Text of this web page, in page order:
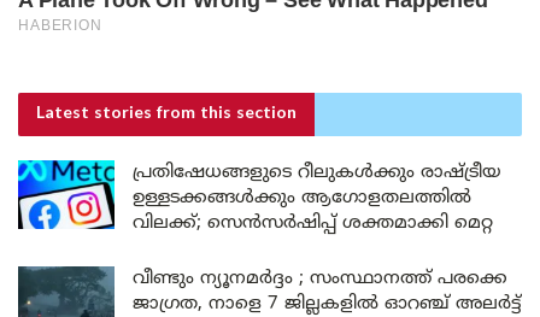
Latest stories from this section
പ്രതിഷേധങ്ങളുടെ റീലുകൾക്കും രാഷ്ട്രീയ
ഉള്ളടക്കങ്ങൾക്കും ആഗോളതലത്തിൽ
വിലക്ക്; സെൻസർഷിപ്പ് ശക്തമാക്കി മെറ്റ
വീണ്ടും ന്യൂനമർദ്ദം ; സംസ്ഥാനത്ത് പരക്കെ
ജാഗ്രത, നാളെ 7 ജില്ലകളിൽ ഓറഞ്ച് അലർട്ട്